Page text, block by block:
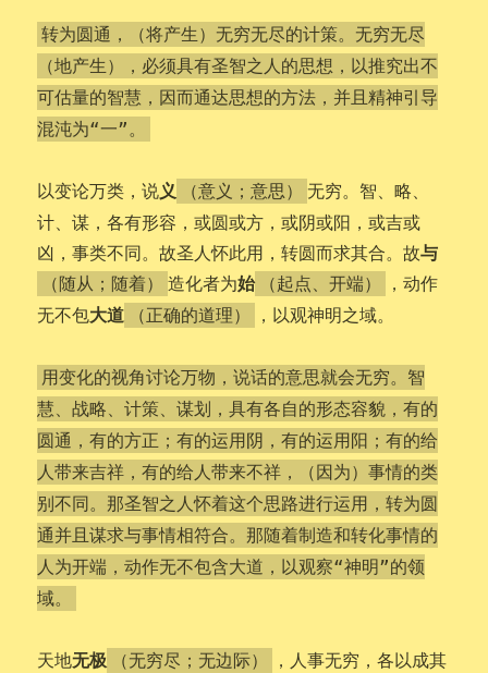
转为圆通，（将产生）无穷无尽的计策。无穷无尽
（地产生），必须具有圣智之人的思想，以推究出不
可估量的智慧，因而通达思想的方法，并且精神引导
混沌为“一”。
以变论万类，说义 （意义；意思）
无穷。智、略、
计、谋，各有形容，或圆或方，或阴或阳，或吉或
凶，事类不同。故圣人怀此用，转圆而求其合。故与
（随从；随着） 造化者为始 （起点、开端）
，动作
无不包大道 （正确的道理） ，以观神明之域。
用变化的视角讨论万物，说话的意思就会无穷。智
慧、战略、计策、谋划，具有各自的形态容貌，有的
圆通，有的方正；有的运用阴，有的运用阳；有的给
人带来吉祥，有的给人带来不祥，（因为）事情的类
别不同。那圣智之人怀着这个思路进行运用，转为圆
通并且谋求与事情相符合。那随着制造和转化事情的
人为开端，动作无不包含大道，以观察“神明”的领
域。
天地无极 （无穷尽；无边际）
，人事无穷，各以成其